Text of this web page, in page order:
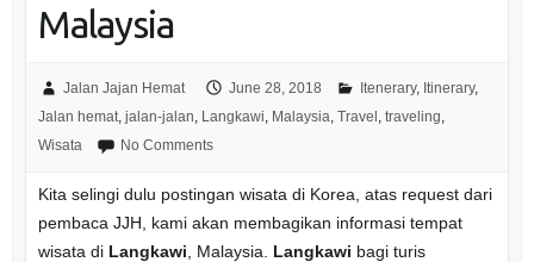
Malaysia
Jalan Jajan Hemat June 28, 2018 Itenerary, Itinerary,
Jalan hemat, jalan-jalan Langkawi Malaysia Travel traveling
Wisata
No Comments
Kita selingi dulu postingan wisata di Korea, atas request dari
pembaca JJH, kami akan membagikan informasi tempat
wisata di Langkawi , Malaysia. Langkawi bagi turis